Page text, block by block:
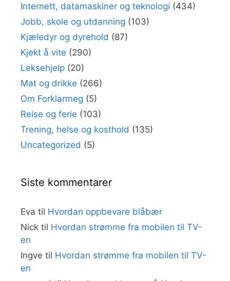
Internett, datamaskiner og teknologi (434)
Jobb, skole og utdanning (103)
Kjæledyr og dyrehold (87)
Kjekt å vite (290)
Leksehjelp (20)
Mat og drikke (266)
Om Forklarmeg (5)
Reise og ferie (103)
Trening, helse og kosthold (135)
Uncategorized (5)
Siste kommentarer
Eva til Hvordan oppbevare blåbær
Nick til Hvordan strømme fra mobilen til TV-
en
Ingve til Hvordan strømme fra mobilen til TV-
en